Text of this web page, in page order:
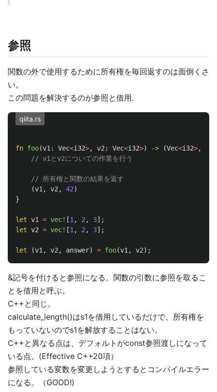
参照
関数の外で使用するために所有権を毎回返すのは面倒くさ
い。
この問題を解決するのが参照と借用.
qiita.rs
fn foo(v1 : Vec<i32>, v2 : Vec<i32>) -> (Vec<i32>,
// v1とv2についての作業を行う
// 所有権と関数の結果を返す
(v1 , v2 , 42)
}
let v1 = vec! [1 , 2 , 3];
let v2 = vec! [1 , 2 , 3];
let (v1 , v2 , answer) = foo(v1 , v2);
&記号を付けると参照になる。関数の引数に参照を取るこ
とを借用と呼ぶ。
C++と同じ。
calculate_length()はs1を借用しているだけで、所有権を
もっていないのでs1を解放することはない。
C++と異なる点は、デフォルトがconst参照渡しになって
いる点。(Effective C++20項）
参照している変数を変更しようとするとコンパイルエラー
になる。（GOOD!)